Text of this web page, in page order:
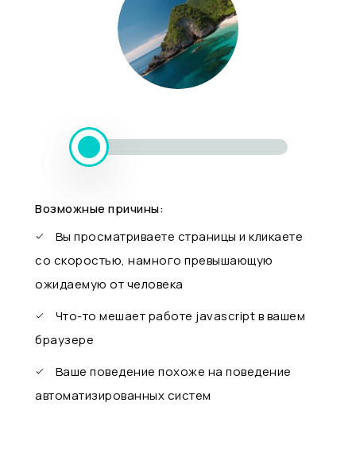
Возможные причины:
Вы просматриваете страницы и кликаете
со скоростью, намного превышающую
ожидаемую от человека
Что-то мешает работе javascript в вашем
браузере
Ваше поведение похоже на поведение
автоматизированных систем